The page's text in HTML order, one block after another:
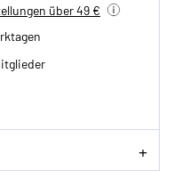
über 49 €